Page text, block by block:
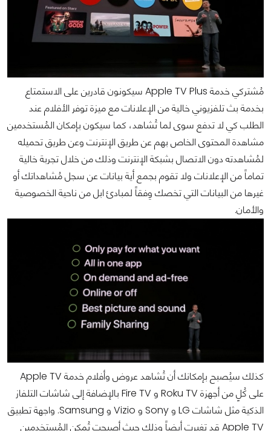
مُشتركي خدمة Apple TV Plus سيكونون قادرين على الاستمتاع
بخدمة بث تلفزيوني خالية من الإعلانات مع ميزة توفر الأفلام عند
الطلب كي لا تدفع سوى لما تُشاهد، كما سيكون بإمكان المُستخدمين
مشاهدة المحتوى الخاص بهم عن طريق الإنترنت وعن طريق تحميله
لمُشاهدته دون الاتصال بشبكة الإنترنت وذلك من خلال تجربة خالية
تماماً من الإعلانات ولا تقوم بجمع أية بيانات عن سجل مُشاهداتك أو
غيرها من البيانات التي تخصك وِفقاً لمبادئ ابل من ناحية الخصوصية
والأمان.
كذلك سيُصبح بإمكانك أن تُشاهد عروض وأفلام خدمة Apple TV
على كُلٍ من أجهزة Roku TV و Fire TV بالإضافة إلى شاشات التلفاز
الذكية مثل شاشات LG و Sony و Vizio و Samsung. واجهة تطبيق
Apple TV قد تغيرت أيضاً وذلك حيث أصبحت تُمكن المُستخدمين